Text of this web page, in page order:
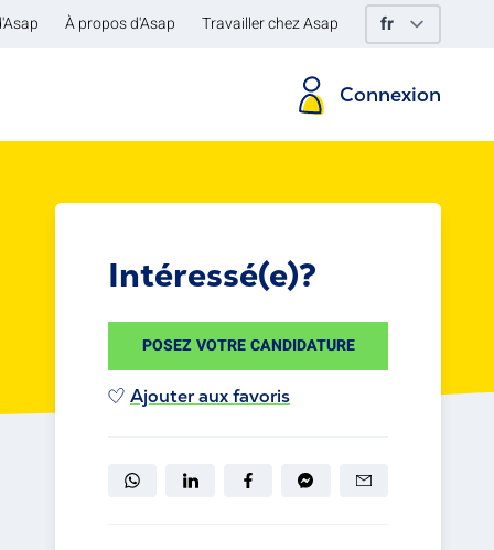
À propos d'Asap Travailler chez Asap
Connexion
Intéressé(e)?
POSEZ VOTRE CANDIDATURE
Ajouter aux favoris